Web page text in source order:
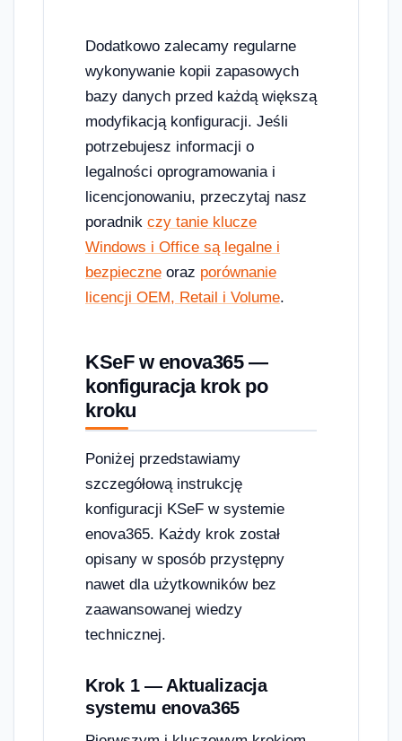
Dodatkowo zalecamy regularne
wykonywanie kopii zapasowych
bazy danych przed każdą większą
modyfikacją konfiguracji. Jeśli
potrzebujesz informacji o
legalności oprogramowania i
licencjonowaniu, przeczytaj nasz
poradnik czy tanie klucze
Windows i Office są legalne i
bezpieczne oraz porównanie
licencji OEM, Retail i Volume.
KSeF w enova365 —
konfiguracja krok po
kroku
Poniżej przedstawiamy
szczegółową instrukcję
konfiguracji KSeF w systemie
enova365. Każdy krok został
opisany w sposób przystępny
nawet dla użytkowników bez
zaawansowanej wiedzy
technicznej.
Krok 1 — Aktualizacja
systemu enova365